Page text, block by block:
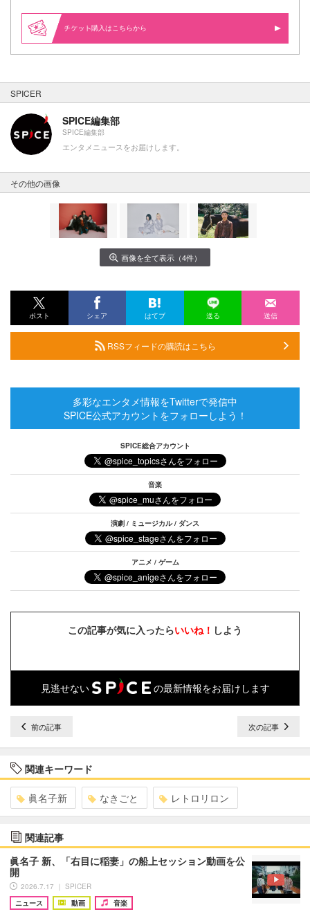
購入はこちらから
SPICER
SPICE編集部
SPICE編集部
エンタメニュースをお届けします。
その他の画像
画像を全て表示（4件）
ポスト シェア はてブ 送る 送信
RSSフィードの購読はこちら
多彩なエンタメ情報をTwitterで発信中
SPICE公式アカウントをフォローしよう！
SPICE総合アカウント
音楽
演劇 / ミュージカル / ダンス
アニメ / ゲーム
この記事が気に入ったらいいね！ しよう
見逃せない の最新情報をお届けします
前の記事 次の記事
関連キーワード
眞名子新 なきごと レトロリロン
関連記事
眞名子 新、「右目に稲妻」の船上セッション動画を公
開
2026.7.17 ｜ SPICER
ニュース
動画 音楽